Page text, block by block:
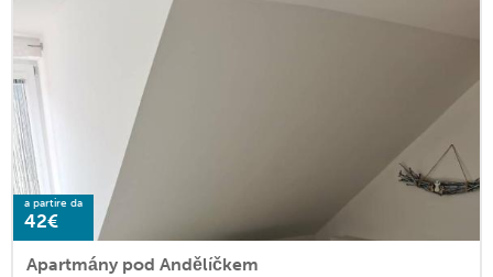
a partire da
42€
Apartmány pod Andělíčkem